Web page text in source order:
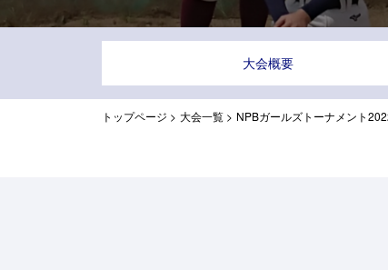
大会概要
トップページ > 大会一覧 > NPBガールズトーナメント